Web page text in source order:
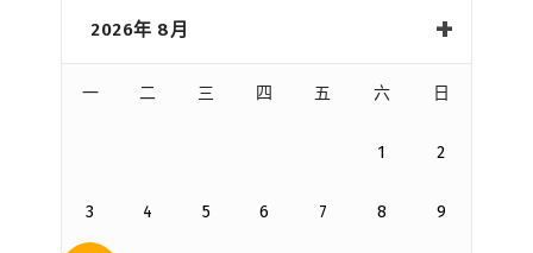
2026年 8月
一 二 三 四 五 六 日
1 2
3 4 5 6 7 8 9